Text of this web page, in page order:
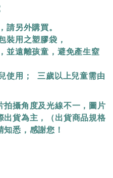
另外購買。
裝用之塑膠袋，
並遠離孩童，避免產生窒
使用； 三歲以上兒童需由
拍攝角度及光線不一，圖片
出貨為主，（出貨商品規格
悉，感謝您！